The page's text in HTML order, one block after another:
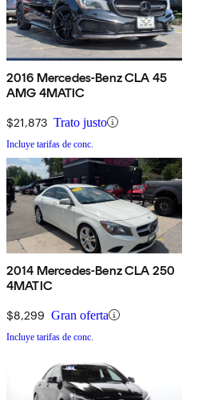
2016 Mercedes-Benz CLA 45
AMG 4MATIC
$21,873 Trato justo
Incluye tarifas de conc.
2014 Mercedes-Benz CLA 250
4MATIC
$8,299 Gran oferta
Incluye tarifas de conc.